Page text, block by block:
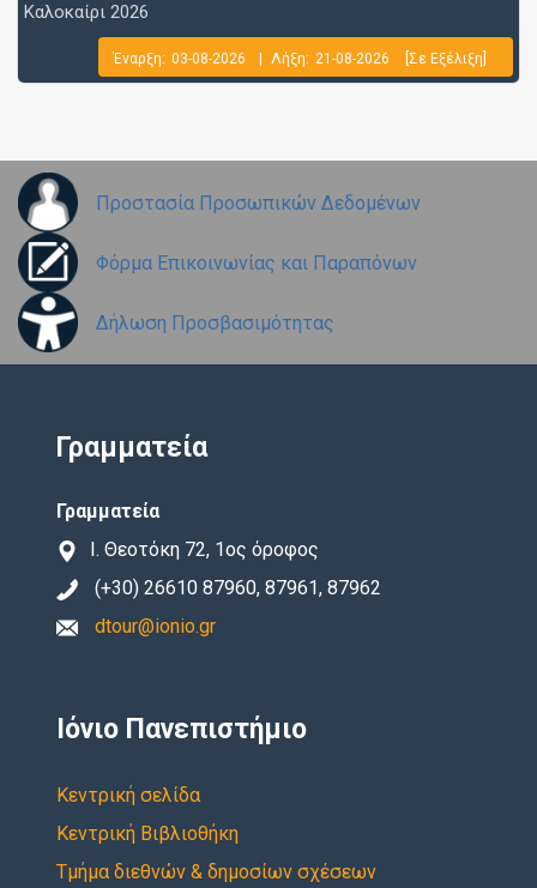
Καλοκαίρι 2026
Έναρξη: 03-08-2026 Λήξη: 21-08-2026 [Σε Εξέλιξη]
Προστασία Προσωπικών Δεδομένων
Φόρμα Επικοινωνίας και Παραπόνων
Δήλωση Προσβασιμότητας
Γραμματεία
Γραμματεία
Ι. Θεοτόκη 72, 1ος όροφος
(+30) 26610 87960, 87961, 87962
dtour@ionio.gr
Ιόνιο Πανεπιστήμιο
Κεντρική σελίδα
Κεντρική Βιβλιοθήκη
Τμήμα διεθνών & δημοσίων σχέσεων